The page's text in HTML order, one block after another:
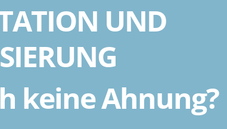
UND
keine Ahnung?